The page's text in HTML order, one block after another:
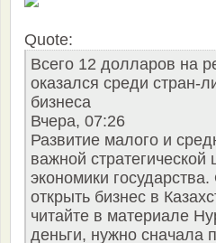
Quote:
Всего 12 долларов на
оказался среди стран-
бизнеса
Вчера, 07:26
Развитие малого и
важной
экономики
открыть бизнес в
читайте в материале
деньги, нужно сначала